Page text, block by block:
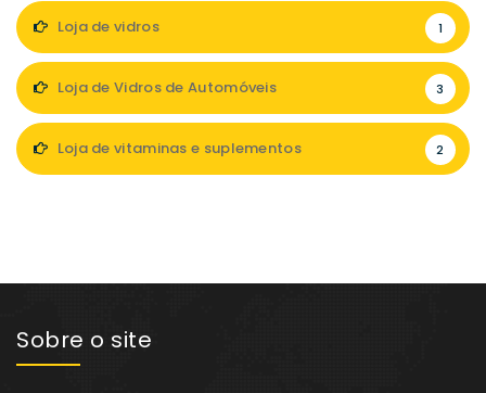
Loja de vidros 1
Loja de Vidros de Automóveis 3
Loja de vitaminas e suplementos 2
Sobre o site